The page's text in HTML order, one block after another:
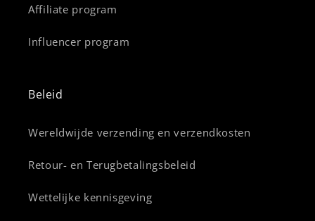
Affiliate program
Influencer program
Beleid
Wereldwijde verzending en verzendkosten
Retour- en Terugbetalingsbeleid
Wettelijke kennisgeving